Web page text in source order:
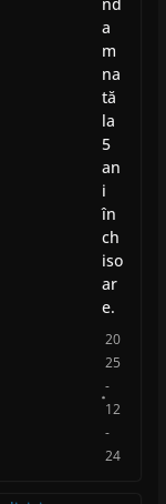
a
m
na
tă
la
5
an
i
în
ch
iso
ar
e.
20
25
-
12
-
24